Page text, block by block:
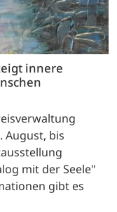
innere
August, bis
mit der Seele"
gibt es